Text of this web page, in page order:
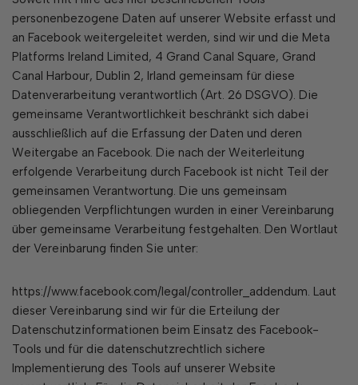
personenbezogene Daten auf unserer Website erfasst und
an Facebook weitergeleitet werden, sind wir und die Meta
Platforms Ireland Limited, 4 Grand Canal Square, Grand
Canal Harbour, Dublin 2, Irland gemeinsam für diese
Datenverarbeitung verantwortlich (Art. 26 DSGVO). Die
gemeinsame Verantwortlichkeit beschränkt sich dabei
ausschließlich auf die Erfassung der Daten und deren
Weitergabe an Facebook. Die nach der Weiterleitung
erfolgende Verarbeitung durch Facebook ist nicht Teil der
gemeinsamen Verantwortung. Die uns gemeinsam
obliegenden Verpflichtungen wurden in einer Vereinbarung
über gemeinsame Verarbeitung festgehalten. Den Wortlaut
der Vereinbarung finden Sie unter:
https://www.facebook.com/legal/controller_addendum. Laut
dieser Vereinbarung sind wir für die Erteilung der
Datenschutzinformationen beim Einsatz des Facebook-
Tools und für die datenschutzrechtlich sichere
Implementierung des Tools auf unserer Website